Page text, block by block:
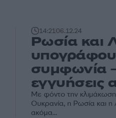
14:2106.12.24
Ρωσία και
συμφωνία
εγγυήσεις
Με φόντο την
Ουκρανία, η Ρωσία και
ακόμα...